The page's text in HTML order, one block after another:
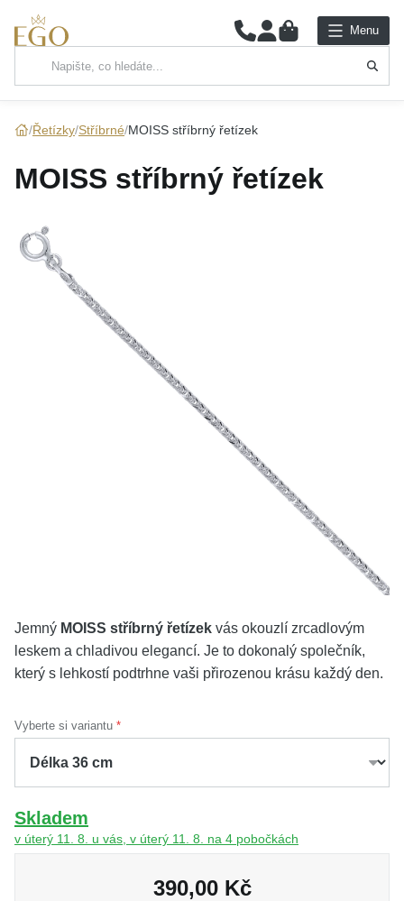
0 Menu
Hlavní kategorie
NÁRAMKY
PRSTENY
Řetízky Stříbrné MOISS stříbrný řetízek
MOISS stříbrný řetízek
Jemný MOISS stříbrný řetízek vás okouzlí zrcadlovým
leskem a chladivou elegancí. Je to dokonalý společník,
který s lehkostí podtrhne vaši přirozenou krásu každý den.
Vyberte si variantu
Skladem
v úterý 11. 8. u vás, v úterý 11. 8. na 4 pobočkách
390,00 Kč